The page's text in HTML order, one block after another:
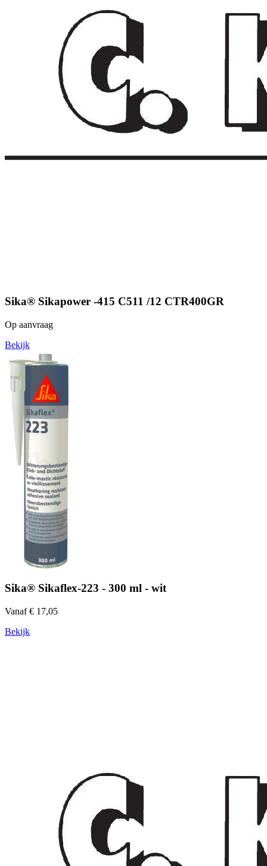
Sika® Sikapower -415 C511 /12 CTR400GR
Op aanvraag
Bekijk
Sika® Sikaflex-223 - 300 ml - wit
Vanaf € 17,05
Bekijk